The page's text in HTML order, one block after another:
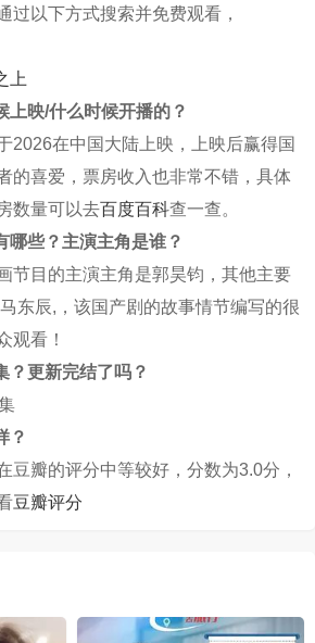
过以下方式搜索并免费观看，
上
上映/什么时候开播的？
2026在中国大陆上映，上映后赢得国
的喜爱，票房收入也非常不错，具体
数量可以去百度百科查一查。
哪些？主演主角是谁？
节目的主演主角是郭昊钧，其他主要
东辰,，该国产剧的故事情节编写的很
观看！
？更新完结了吗？
？
豆瓣的评分中等较好，分数为3.0分，
豆瓣评分